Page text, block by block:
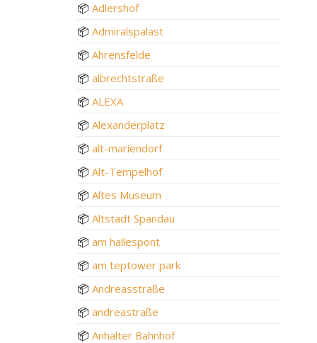
📦 Adlershof
📦 Admiralspalast
📦 Ahrensfelde
📦 albrechtstraße
📦 ALEXA
📦 Alexanderplatz
📦 alt-mariendorf
📦 Alt-Tempelhof
📦 Altes Museum
📦 Altstadt Spandau
📦 am hallespont
📦 am teptower park
📦 Andreasstraße
📦 andreastraße
📦 Anhalter Bahnhof